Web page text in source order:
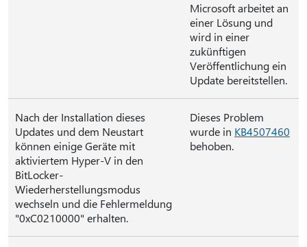
Microsoft arbeitet an
einer Lösung und
wird in einer
zukünftigen
Veröffentlichung ein
Update bereitstellen.
Nach der Installation dieses
Updates und dem Neustart
können einige Geräte mit
aktiviertem Hyper-V in den
BitLocker-
Wiederherstellungsmodus
wechseln und die Fehlermeldung
"0xC0210000" erhalten.
Dieses Problem
wurde in KB4507460
behoben.